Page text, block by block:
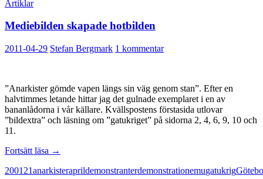
Artiklar
Mediebilden skapade hotbilden
2011-04-29 Stefan Bergmark 1 kommentar
”Anarkister gömde vapen längs sin väg genom stan”. Efter en
halvtimmes letande hittar jag det gulnade exemplaret i en av
bananlådorna i vår källare. Kvällspostens förstasida utlovar
”bildextra” och läsning om ”gatukriget” på sidorna 2, 4, 6, 9, 10 och
11.
Fortsätt läsa Mediebilden
hotbilden
→
2001 21anarkisteraprildemonstranterdemonstrationemugatukrig